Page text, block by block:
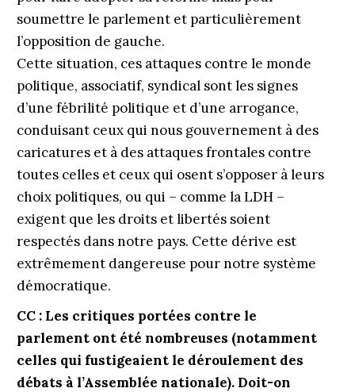
soumettre le parlement et particulièrement
l’opposition de gauche.
Cette situation, ces attaques contre le monde
politique, associatif, syndical sont les signes
d’une fébrilité politique et d’une arrogance,
conduisant ceux qui nous gouvernement à des
caricatures et à des attaques frontales contre
toutes celles et ceux qui osent s’opposer à leurs
choix politiques, ou qui – comme la LDH –
exigent que les droits et libertés soient
respectés dans notre pays. Cette dérive est
extrêmement dangereuse pour notre système
démocratique.
CC : Les critiques portées contre le
parlement ont été nombreuses (notamment
celles qui fustigeaient le déroulement des
débats à l’Assemblée nationale). Doit-on